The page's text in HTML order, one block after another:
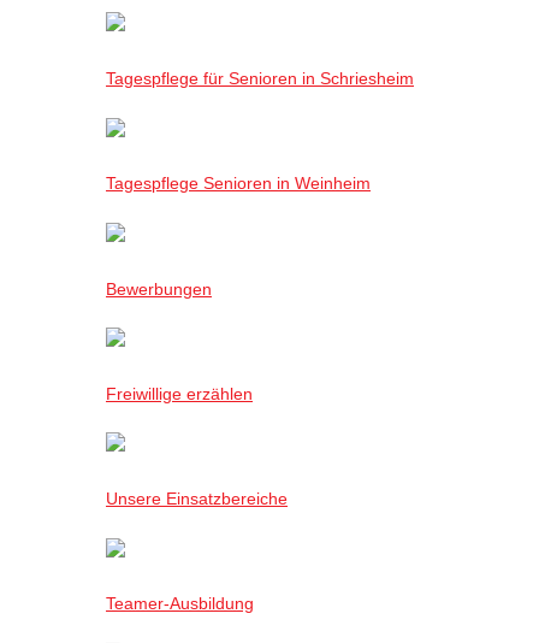
Tagespflege für Senioren in Schriesheim
Tagespflege Senioren in Weinheim
Bewerbungen
Freiwillige erzählen
Unsere Einsatzbereiche
Teamer-Ausbildung